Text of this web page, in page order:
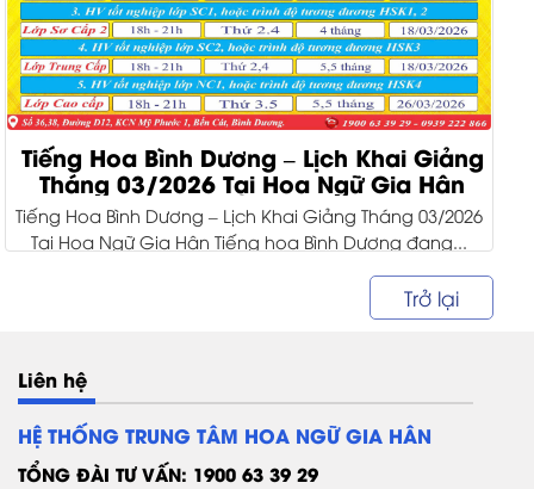
Tiếng Hoa Bình Dương – Lịch Khai Giảng
Tháng 03/2026 Tại Hoa Ngữ Gia Hân
Tiếng Hoa Bình Dương – Lịch Khai Giảng Tháng 03/2026
Tại Hoa Ngữ Gia Hân Tiếng hoa Bình Dương đang...
Trở lại
Liên hệ
HỆ THỐNG TRUNG TÂM HOA NGỮ GIA HÂN
TỔNG ĐÀI TƯ VẤN: 1900 63 39 29